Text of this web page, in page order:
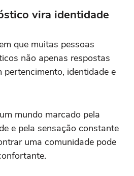
vira identidade
que muitas pessoas
não apenas respostas
identidade e
mundo marcado pela
e pela sensação constante
uma comunidade pode